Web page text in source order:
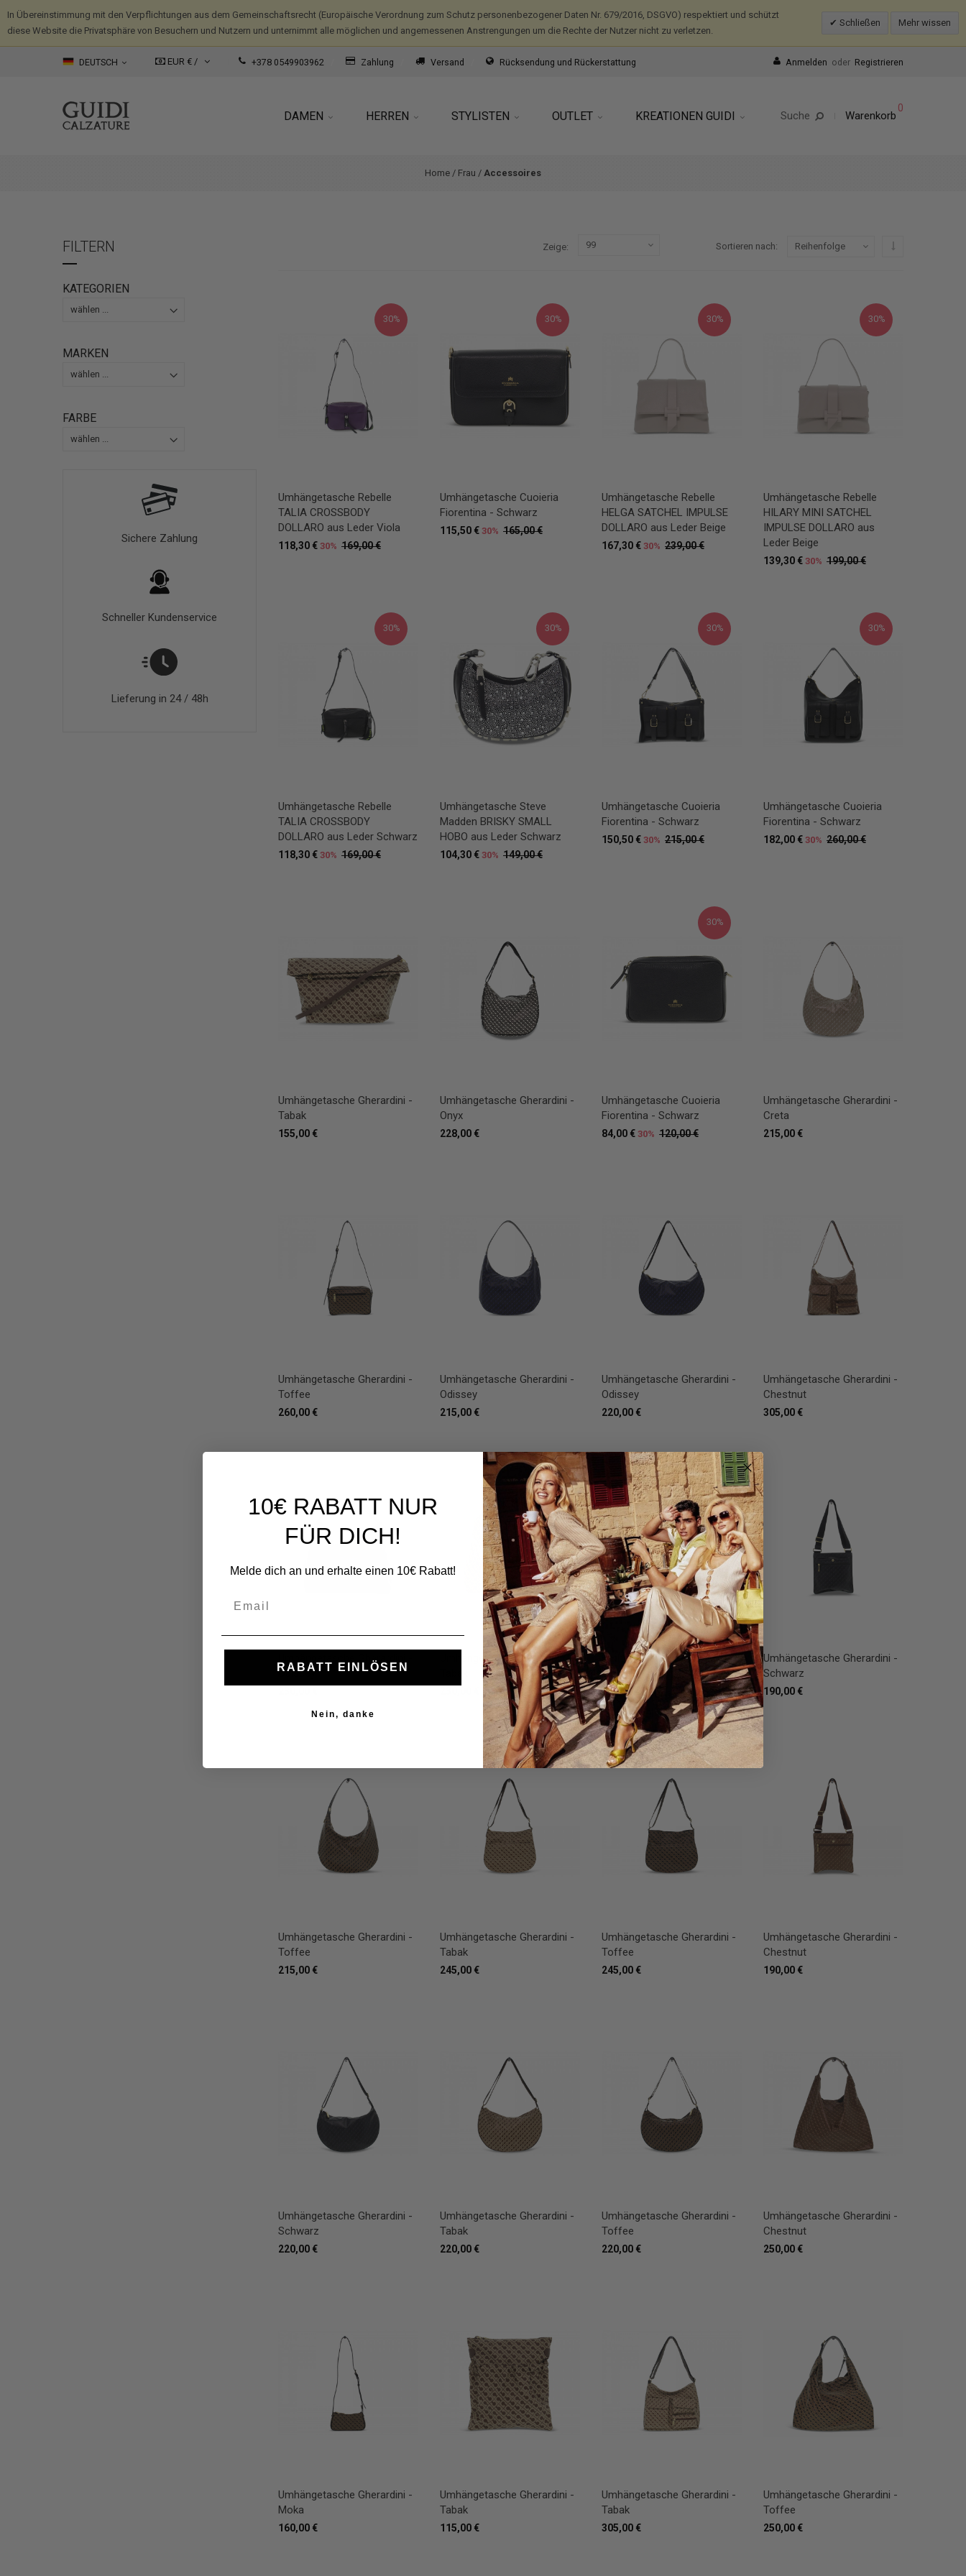
In Übereinstimmung mit den Verpflichtungen aus dem Gemeinschaftsrecht (Europäische Verordnung zum Schutz personenbezogener Daten Nr. 679/2016, DSGVO) respektiert und schützt
diese Website die Privatsphäre von Besuchern und Nutzern und unternimmt alle möglichen und angemessenen Anstrengungen um die Rechte der Nutzer nicht zu verletzen.
Schließen Mehr wissen
DEUTSCH EUR € / +378 0549903962 Zahlung Versand Rücksendung und Rückerstattung Anmelden oder Registrieren
DAMEN HERREN STYLISTEN OUTLET KREATIONEN GUIDI Suche Warenkorb
0
Home / Frau / Accessoires
FILTERN
KATEGORIEN
MARKEN
FARBE
Sichere Zahlung
Schneller Kundenservice
Lieferung in 24 / 48h
Zeige Sortieren nach
30%
Umhängetasche Rebelle
TALIA CROSSBODY
DOLLARO aus Leder Viola
169,00 €
118,30 € 30%
30%
Umhängetasche Cuoieria
Fiorentina - Schwarz
165,00 €
115,50 € 30%
30%
Umhängetasche Rebelle
HELGA SATCHEL IMPULSE
DOLLARO aus Leder Beige
239,00 €
167,30 € 30%
30%
Umhängetasche Rebelle
HILARY MINI SATCHEL
IMPULSE DOLLARO aus
Leder Beige
199,00 €
139,30 € 30%
30%
Umhängetasche Rebelle
TALIA CROSSBODY
DOLLARO aus Leder Schwarz
169,00 €
118,30 € 30%
30%
Umhängetasche Steve
Madden BRISKY SMALL
HOBO aus Leder Schwarz
149,00 €
104,30 € 30%
30%
Umhängetasche Cuoieria
Fiorentina - Schwarz
215,00 €
150,50 € 30%
30%
Umhängetasche Cuoieria
Fiorentina - Schwarz
260,00 €
182,00 € 30%
Umhängetasche Gherardini -
Tabak
155,00 €
Umhängetasche Gherardini -
Onyx
228,00 €
30%
Umhängetasche Cuoieria
Fiorentina - Schwarz
120,00 €
84,00 € 30%
Umhängetasche Gherardini -
Creta
215,00 €
Umhängetasche Gherardini -
Toffee
260,00 €
Umhängetasche Gherardini -
Odissey
215,00 €
Umhängetasche Gherardini -
Odissey
220,00 €
Umhängetasche Gherardini -
Chestnut
305,00 €
Umhängetasche Gherardini -
Odissey
Umhängetasche Gherardini -
Umhängetasche Gherardini -
Moka
270,00 €
Umhängetasche Gherardini -
Schwarz
190,00 €
Umhängetasche Gherardini -
Toffee
215,00 €
Umhängetasche Gherardini -
Tabak
245,00 €
Umhängetasche Gherardini -
Toffee
245,00 €
Umhängetasche Gherardini -
Chestnut
190,00 €
Umhängetasche Gherardini -
Schwarz
220,00 €
Umhängetasche Gherardini -
Tabak
220,00 €
Umhängetasche Gherardini -
Toffee
220,00 €
Umhängetasche Gherardini -
Chestnut
250,00 €
Umhängetasche Gherardini -
Moka
160,00 €
Umhängetasche Gherardini -
Tabak
115,00 €
Umhängetasche Gherardini -
Tabak
305,00 €
Umhängetasche Gherardini -
Toffee
250,00 €
10€ RABATT NUR
FÜR DICH!
Melde dich an und erhalte einen 10€ Rabatt!
RABATT EINLÖSEN
Nein, danke